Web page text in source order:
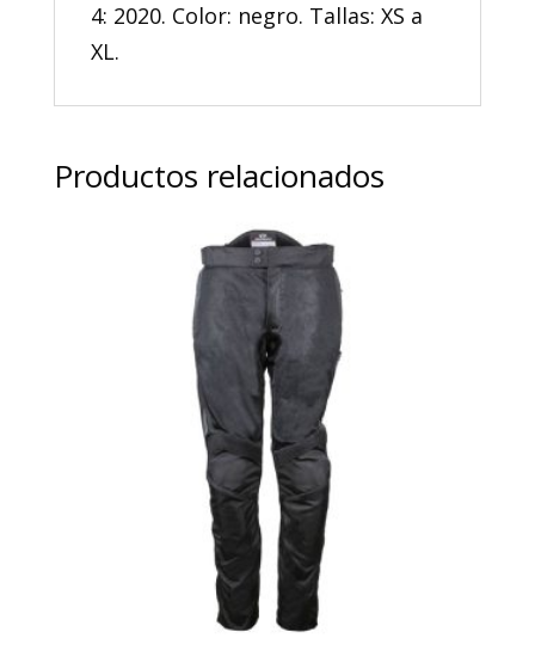
4: 2020. Color: negro. Tallas: XS a
XL.
Productos relacionados